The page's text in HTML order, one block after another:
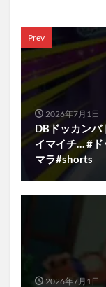
Prev
2026年7月1日
DBドッカンバ
イマイチ… #
マラ#shorts
2026年7月1日